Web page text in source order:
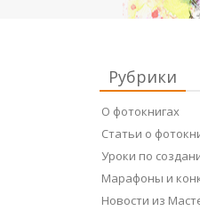
Рубрики
О фотокнигах
Статьи о
Уроки по
Марафоны и
Новости из